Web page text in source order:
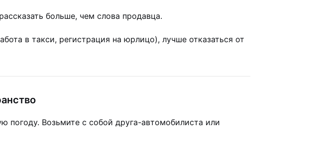
больше, чем слова продавца.
в такси, регистрация на юрлицо), лучше отказаться от
погоду. Возьмите с собой друга-автомобилиста или